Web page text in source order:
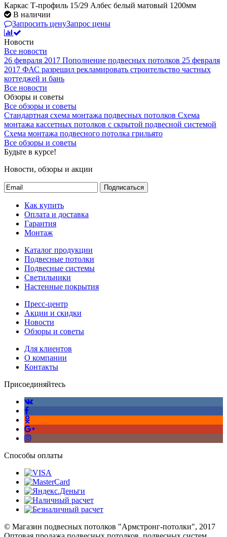
Каркас Т-профиль 15/29 Албес белый матовый 1200мм
В наличии
Запросить ценуЗапрос цены
Новости
Все новости
26 февраля 2017 Пополнение подвесных потолков 25 февраля
2017 ФАС разрешил рекламировать строительство частных
коттеджей и бань
Все новости
Обзоры и советы
Все обзоры и советы
Стандартная схема монтажа подвесных потолков Схема
монтажа кассетных потолков с скрытой подвесной системой
Схема монтажа подвесного потолка грильято
Все обзоры и советы
Будьте в курсе!
Новости, обзоры и акции
Подписаться
Как купить
Оплата и доставка
Гарантия
Монтаж
Каталог продукции
Подвесные потолки
Подвесные системы
Светильники
Настенные покрытия
Пресс-центр
Акции и скидки
Новости
Обзоры и советы
Для клиентов
О компании
Контакты
Присоединяйтесь
Способы оплаты
© Магазин подвесных потолков "Армстронг-потолки", 2017